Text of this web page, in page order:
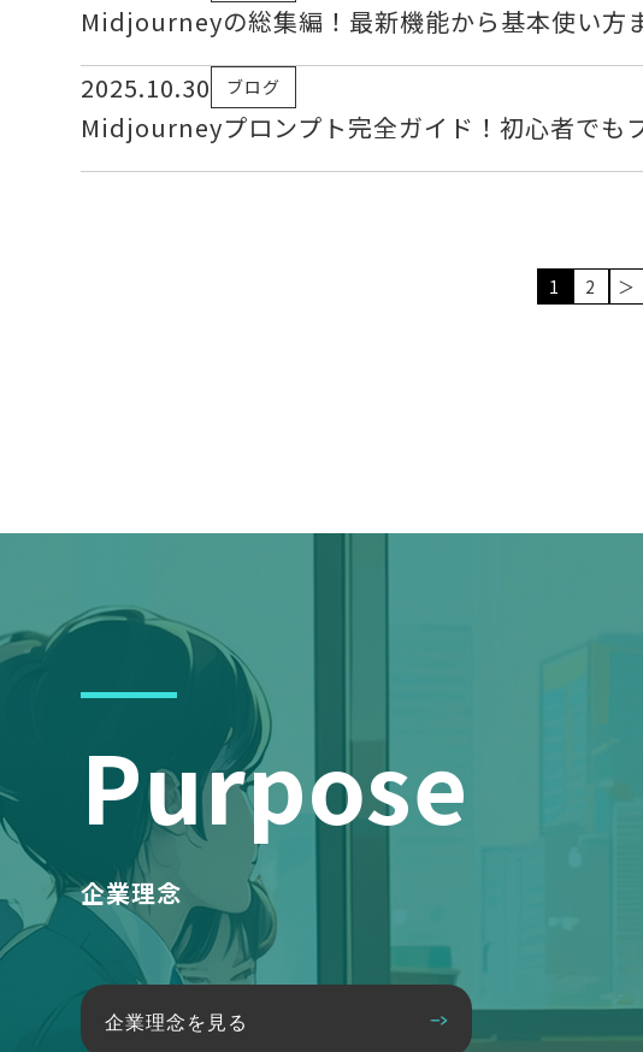
Midjourneyの総集編！最新機能から基本使い方
2025.10.30
ブログ
Midjourneyプロンプト完全ガイド！初心者でも
1 2 ＞
Purpose
企業理念
企業理念を見る